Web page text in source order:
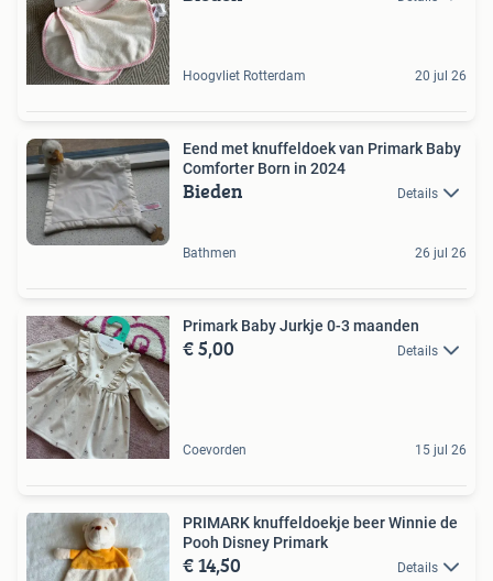
Hoogvliet Rotterdam 20 jul 26
Eend met knuffeldoek van Primark Baby
Comforter Born in 2024
Bieden Details
Bathmen 26 jul 26
Primark Baby Jurkje 0-3 maanden
€ 5,00 Details
Coevorden 15 jul 26
PRIMARK knuffeldoekje beer Winnie de
Pooh Disney Primark
€ 14,50 Details